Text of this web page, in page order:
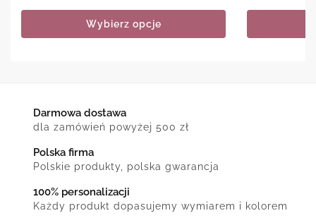
Wybierz opcje
Darmowa dostawa
dla zamówień powyżej 500 zł
Polska firma
Polskie produkty, polska gwarancja
100% personalizacji
Każdy produkt dopasujemy wymiarem i kolorem